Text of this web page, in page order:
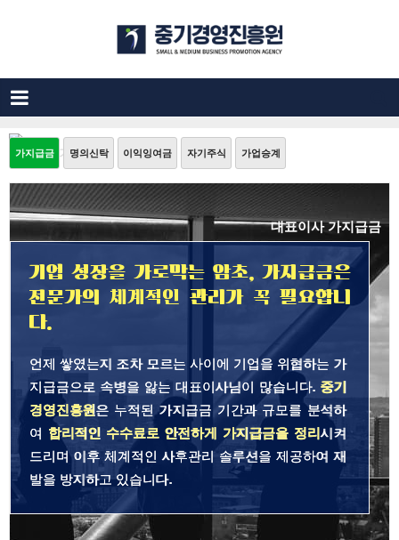
대표이사가지급금
가지급금 명의신탁 이익잉여금 자기주식 가업승계
대표이사 가지급금
기업 성장을 가로막는 암초, 가지급금은
전문가의 체계적인 관리가 꼭 필요합니
다.
언제 쌓였는지 조차 모르는 사이에 기업을 위협하는 가
지급금으로 속병을 앓는 대표이사님이 많습니다. 중기
경영진흥원은 누적된 가지급금 기간과 규모를 분석하
여 합리적인 수수료로 안전하게 가지급금을 정리시켜
드리며 이후 체계적인 사후관리 솔루션을 제공하여 재
발을 방지하고 있습니다.